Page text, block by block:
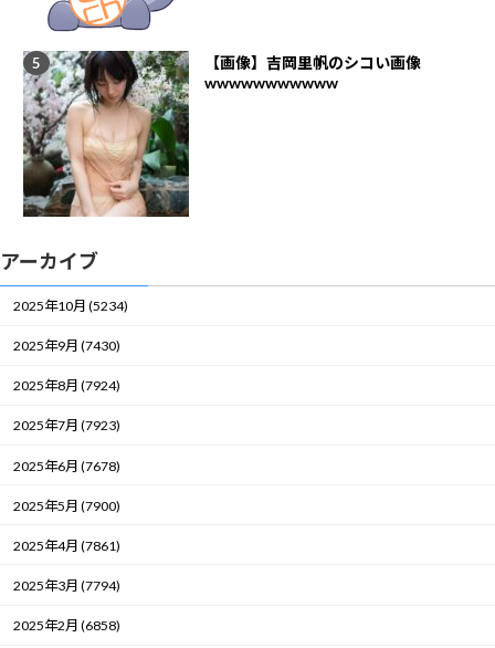
【画像】吉岡里帆のシコい画像
wwwwwwwwwww
アーカイブ
2025年10月 (5234)
2025年9月 (7430)
2025年8月 (7924)
2025年7月 (7923)
2025年6月 (7678)
2025年5月 (7900)
2025年4月 (7861)
2025年3月 (7794)
2025年2月 (6858)